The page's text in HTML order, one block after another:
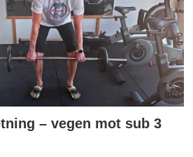
– vegen mot sub 3